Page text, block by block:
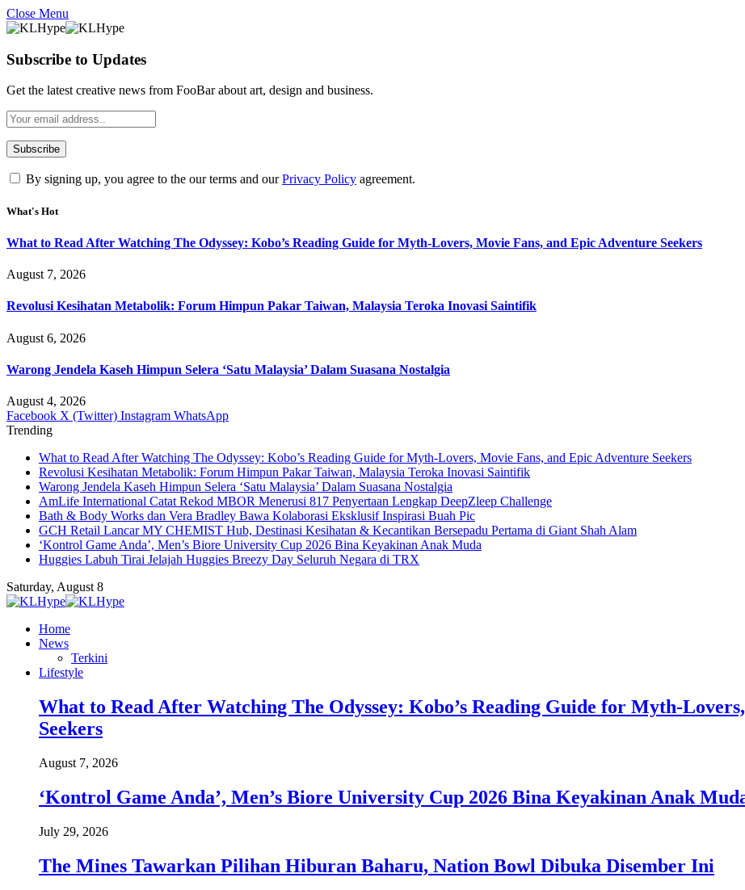
Close Menu
Subscribe to Updates
Get the latest creative news from FooBar about art, design and business.
By signing up, you agree to the our terms and ourPrivacy Policy agreement.
What's Hot
What to Read After Watching The Odyssey: Kobo’s Reading Guide for Myth-Lovers, Movie Fans, and Epic Adventure Seekers
August 7, 2026
Revolusi Kesihatan Metabolik: Forum Himpun Pakar Taiwan, Malaysia Teroka Inovasi Saintifik
August 6, 2026
Warong Jendela Kaseh Himpun Selera ‘Satu Malaysia’ Dalam Suasana Nostalgia
August 4, 2026
Facebook X (Twitter) Instagram WhatsApp
Trending
What to Read After Watching The Odyssey: Kobo’s Reading Guide for Myth-Lovers, Movie Fans, and Epic Adventure Seekers
Revolusi Kesihatan Metabolik: Forum Himpun Pakar Taiwan, Malaysia Teroka Inovasi Saintifik
Warong Jendela Kaseh Himpun Selera ‘Satu Malaysia’ Dalam Suasana Nostalgia
AmLife International Catat Rekod MBOR Menerusi 817 Penyertaan Lengkap DeepZleep Challenge
Bath & Body Works dan Vera Bradley Bawa Kolaborasi Eksklusif Inspirasi Buah Pic
GCH Retail Lancar MY CHEMIST Hub, Destinasi Kesihatan & Kecantikan Bersepadu Pertama di Giant Shah Alam
‘Kontrol Game Anda’, Men’s Biore University Cup 2026 Bina Keyakinan Anak Muda
Huggies Labuh Tirai Jelajah Huggies Breezy Day Seluruh Negara di TRX
Saturday, August 8
Home
News
Terkini
Lifestyle
What to Read After Watching The Odyssey: Kobo’s Reading Guide for Myth-
Seekers
August 7, 2026
‘Kontrol Game Anda’, Men’s Biore University Cup 2026 Bina Keyakinan Anak
July 29, 2026
The Mines Tawarkan Pilihan Hiburan Baharu, Nation Bowl Dibuka Disember Ini